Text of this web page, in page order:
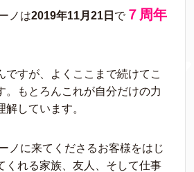
ノは2019年11月21日 で７周年
ですが、よくここまで続けてこ
。もとろんこれが自分だけの力
しています。
ノに来てくださるお客様をはじ
くれる家族、友人、そして仕事